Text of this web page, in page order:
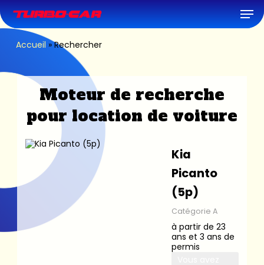
to
main
content
Accueil »Rechercher
Moteur de recherche
pour location de voiture
Kia
Picanto
(5p)
Catégorie A
à partir de 23
ans et 3 ans de
permis